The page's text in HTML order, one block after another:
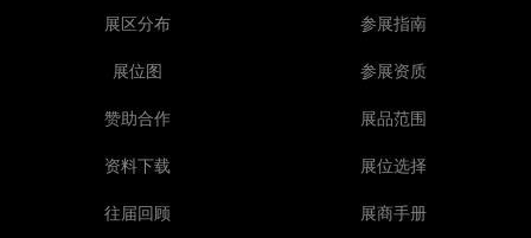
展区分布
展位图
赞助合作
资料下载
往届回顾
参展指南
参展资质
展品范围
展位选择
展商手册